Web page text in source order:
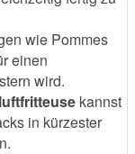
wie Pommes
einen
wird.
kannst
in kürzester